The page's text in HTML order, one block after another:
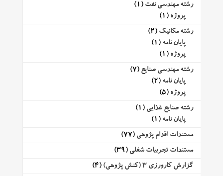
رشته مهندسی نفت (1)
پروژه (1)
رشته مکانیک (2)
پایان نامه (1)
پروژه (1)
رشته مهندسی صنایع (7)
پایان نامه (2)
پروژه (5)
رشته صنایع غذایی (1)
پایان نامه (1)
مستندات اقدام پژوهی (77)
مستندات تجربیات شغلی (39)
گزارش کارورزی 3 (کنش پژوهی)
(4)